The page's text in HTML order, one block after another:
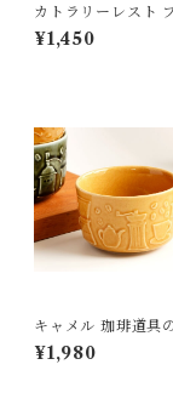
カトラリーレスト
奈月
¥1,450
キャメル 珈琲道具の
器 よしざわ窯 益子
¥1,980